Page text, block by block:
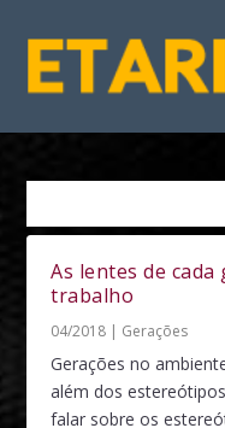
As lentes de
trabalho
04/2018 | Gerações
Gerações no
além dos
falar sobre os